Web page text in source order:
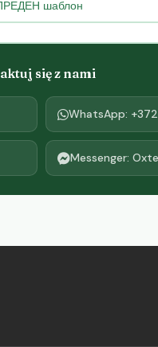
шаблон
się z nami
WhatsApp:
Messenger: